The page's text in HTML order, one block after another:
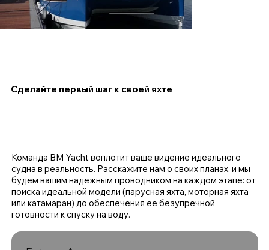
Сделайте первый шаг к своей яхте
Команда BM Yacht воплотит ваше видение идеального
судна в реальность. Расскажите нам о своих планах, и мы
будем вашим надежным проводником на каждом этапе: от
поиска идеальной модели (парусная яхта, моторная яхта
или катамаран) до обеспечения ее безупречной
готовности к спуску на воду.